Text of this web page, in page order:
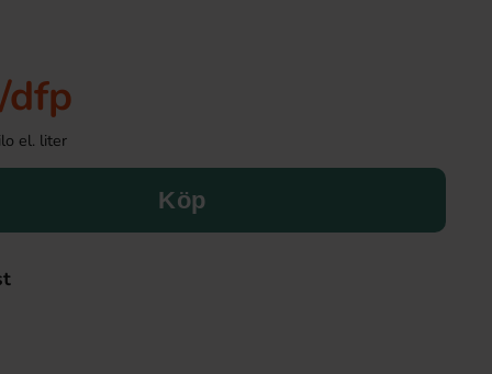
/dfp
el. liter
Köp